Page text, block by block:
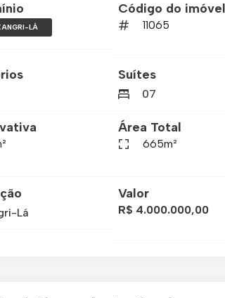
LÁ
Código do imóvel
11065
Suítes
07
Área Total
665m²
Lá
Valor
R$ 4.000.000,00